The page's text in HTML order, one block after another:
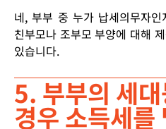
네, 부부 중 누가 납세의무자
친부모나 조부모 부양에 대해
있습니다.
5. 부부의 세
경우 소득세를